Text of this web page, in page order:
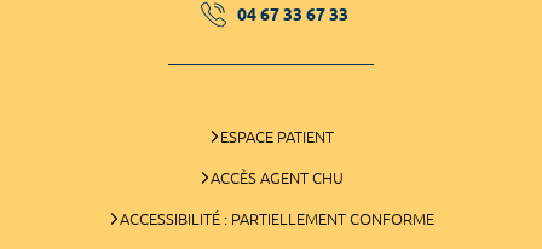
04 67 33 67 33
ESPACE PATIENT
ACCÈS AGENT CHU
ACCESSIBILITÉ : PARTIELLEMENT CONFORME